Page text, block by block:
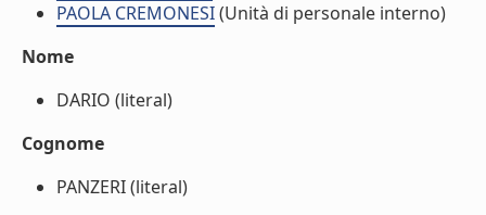
PAOLA CREMONESI(Unità di personale interno)
Nome
DARIO (literal)
Cognome
PANZERI (literal)